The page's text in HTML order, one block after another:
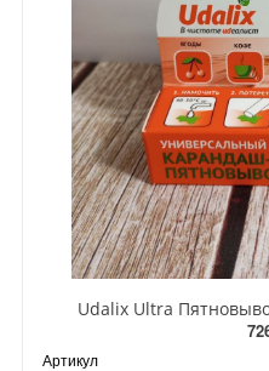
Udalix Ultra
Артикул